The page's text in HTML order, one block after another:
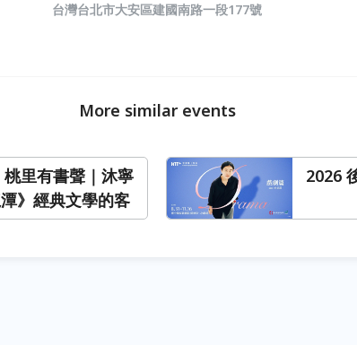
台灣台北市大安區建國南路一段177號
More similar events
里有書聲｜沐寧
》經典文學的客
2026